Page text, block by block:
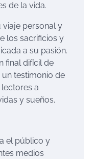
de la vida.
viaje personal y
los sacrificios y
a su pasión.
final difícil de
un testimonio de
a
y sueños.
el público y
medios